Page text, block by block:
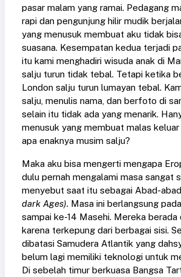
pasar malam yang ramai. Pedagang
rapi dan pengunjung hilir mudik
yang menusuk membuat aku tidak
suasana. Kesempatan kedua terjadi
itu kami menghadiri wisuda anak di
salju turun tidak tebal. Tetapi ketika
London salju turun lumayan tebal.
salju, menulis nama, dan berfoto di
selain itu tidak ada yang menarik.
menusuk yang membuat malas keluar
apa enaknya musim salju?
Maka aku bisa mengerti mengapa
dulu pernah mengalami masa sangat
menyebut saat itu sebagai Abad-
dark Ages). Masa ini berlangsung
sampai ke-14 Masehi. Mereka
karena terkepung dari berbagai sisi.
dibatasi Samudera Atlantik yang
belum lagi memiliki teknologi untuk
Di sebelah timur berkuasa Bangsa